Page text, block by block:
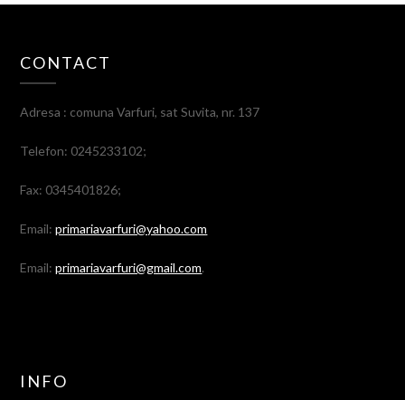
CONTACT
Adresa : comuna Varfuri, sat Suvita, nr. 137
Telefon: 0245233102;
Fax: 0345401826;
Email:primariavarfuri@yahoo.com
Email:primariavarfuri@gmail.com.
INFO